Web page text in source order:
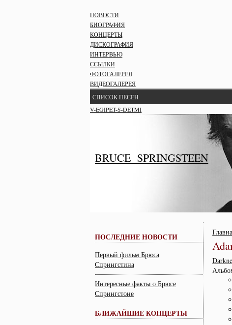
НОВОСТИ
БИОГРАФИЯ
КОНЦЕРТЫ
ДИСКОГРАФИЯ
ИНТЕРВЬЮ
ССЫЛКИ
ФОТОГАЛЕРЕЯ
ВИДЕОГАЛЕРЕЯ
СПИСОК ПЕСЕН
V-EGIPET-S-DETMI
BRUCE SPRINGSTEEN
ПОСЛЕДНИЕ НОВОСТИ
Первый фильм Брюса
Спрингстина
Интересные факты о Брюсе
Спрингстоне
БЛИЖАЙШИЕ КОНЦЕРТЫ